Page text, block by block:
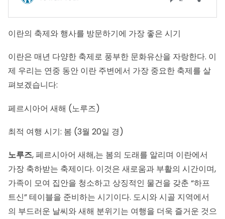
이란의 축제와 행사를 방문하기에 가장 좋은 시기
이란은 매년 다양한 축제로 풍부한 문화유산을 자랑한다. 이
제 우리는 연중 동안 이란 주변에서 가장 중요한 축제를 살
펴보겠습니다:
페르시아어 새해 (노루즈)
최적 여행 시기: 봄 (3월 20일 경)
노루즈, 페르시아어 새해,는 봄의 도래를 알리며 이란에서
가장 축하받는 축제이다. 이것은 새로움과 부활의 시간이며,
가족이 모여 집안을 청소하고 상징적인 물건을 갖춘 “하프
트신” 테이블을 준비하는 시기이다. 도시와 시골 지역에서
의 부드러운 날씨와 새해 분위기는 여행을 더욱 즐거운 것으